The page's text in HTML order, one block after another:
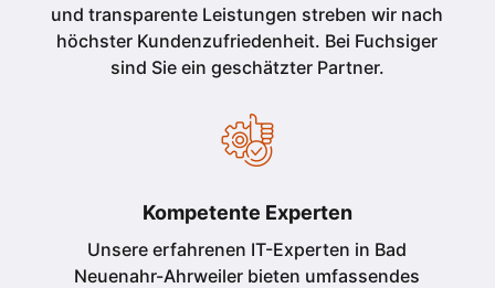
und transparente Leistungen streben wir nach
höchster Kundenzufriedenheit. Bei Fuchsiger
sind Sie ein geschätzter Partner.
Kompetente Experten
Unsere erfahrenen IT-Experten in Bad
Neuenahr-Ahrweiler bieten umfassendes